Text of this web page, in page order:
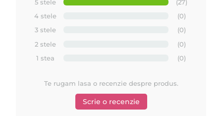
timpul tratamentului.
Pentru rezultate imediate, tineti minim 20 min parafina pe
maini/ picioare (intre timp parafina devine casanta) iar dupe
ce o indepartati masati usor pielea cu o crema foarte
aceasta procedura si nu schimbati temperatura camerei. Nu va
EpilatPROeste un produs profesional si se
incalzeste in incalzitoare speciale de parafina.
5 stele
(27)
4 stele
(0)
3 stele
(0)
2 stele
(0)
1 stea
(0)
Te rugam lasa o recenzie despre produs.
Scrie o recenzie